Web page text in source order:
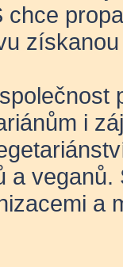
chce
i
a
a